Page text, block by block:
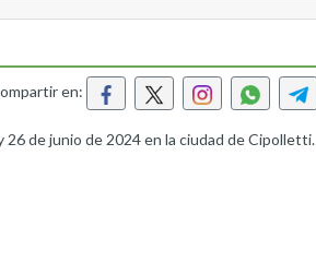
en:
26 de junio de 2024 en la ciudad de Cipolletti.